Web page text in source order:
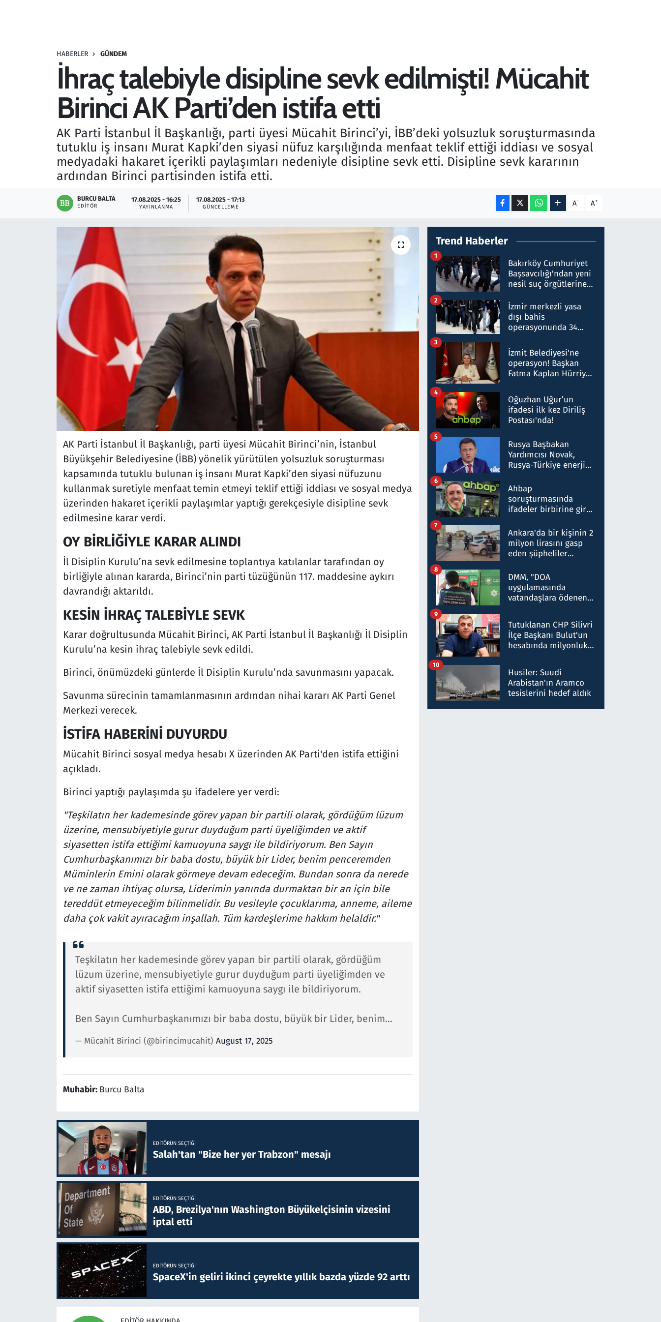
HABERLER GÜNDEM
İhraç talebiyle disipline sevk edilmişti! Mücahit
Birinci AK Parti’den istifa etti
AK Parti İstanbul İl Başkanlığı, parti üyesi Mücahit Birinci’yi, İBB’deki yolsuzluk soruşturmasında
tutuklu iş insanı Murat Kapki’den siyasi nüfuz karşılığında menfaat teklif ettiği iddiası ve sosyal
medyadaki hakaret içerikli paylaşımları nedeniyle disipline sevk etti. Disipline sevk kararının
ardından Birinci partisinden istifa etti.
BURCU BALTA
EDITÖR
17.08.2025 - 16:25
YAYINLANMA
17.08.2025 - 17:13
GÜNCELLEME A- A+
AK Parti İstanbul İl Başkanlığı, parti üyesi Mücahit Birinci’nin, İstanbul
Büyükşehir Belediyesine (İBB) yönelik yürütülen yolsuzluk soruşturması
kapsamında tutuklu bulunan iş insanı Murat Kapki’den siyasi nüfuzunu
kullanmak suretiyle menfaat temin etmeyi teklif ettiği iddiası ve sosyal medya
üzerinden hakaret içerikli paylaşımlar yaptığı gerekçesiyle disipline sevk
edilmesine karar verdi.
OY BİRLİĞİYLE KARAR ALINDI
İl Disiplin Kurulu’na sevk edilmesine toplantıya katılanlar tarafından oy
birliğiyle alınan kararda, Birinci’nin parti tüzüğünün 117. maddesine aykırı
davrandığı aktarıldı.
KESİN İHRAÇ TALEBİYLE SEVK
Karar doğrultusunda Mücahit Birinci, AK Parti İstanbul İl Başkanlığı İl Disiplin
Kurulu’na kesin ihraç talebiyle sevk edildi.
Birinci, önümüzdeki günlerde İl Disiplin Kurulu’nda savunmasını yapacak.
Savunma sürecinin tamamlanmasının ardından nihai kararı AK Parti Genel
Merkezi verecek.
İSTİFA HABERİNİ DUYURDU
Mücahit Birinci sosyal medya hesabı X üzerinden AK Parti'den istifa ettiğini
açıkladı.
Birinci yaptığı paylaşımda şu ifadelere yer verdi:
"Teşkilatın her kademesinde görev yapan bir partili olarak, gördüğüm lüzum
üzerine, mensubiyetiyle gurur duyduğum parti üyeliğimden ve aktif
siyasetten istifa ettiğimi kamuoyuna saygı ile bildiriyorum. Ben Sayın
Cumhurbaşkanımızı bir baba dostu, büyük bir Lider, benim penceremden
Müminlerin Emini olarak görmeye devam edeceğim. Bundan sonra da nerede
ve ne zaman ihtiyaç olursa, Liderimin yanında durmaktan bir an için bile
tereddüt etmeyeceğim bilinmelidir. Bu vesileyle çocuklarıma, anneme, aileme
daha çok vakit ayıracağım inşallah. Tüm kardeşlerime hakkım helaldir."
Teşkilatın her kademesinde görev yapan bir partili olarak, gördüğüm
lüzum üzerine, mensubiyetiyle gurur duyduğum parti üyeliğimden ve
aktif siyasetten istifa ettiğimi kamuoyuna saygı ile bildiriyorum.
Ben Sayın Cumhurbaşkanımızı bir baba dostu, büyük bir Lider, benim…
— Mücahit Birinci (@birincimucahit) August 17, 2025
Muhabir: Burcu Balta
EDITÖRÜN SEÇTIĞI
Salah'tan "Bize her yer Trabzon" mesajı
EDITÖRÜN SEÇTIĞI
ABD, Brezilya'nın Washington Büyükelçisinin vizesini
iptal etti
EDITÖRÜN SEÇTIĞI
SpaceX'in geliri ikinci çeyrekte yıllık bazda yüzde 92 arttı
Trend Haberler
Bakırköy Cumhuriyet
Başsavcılığı'ndan yeni
nesil suç örgütlerine
hakkında gözaltı kararı
1
İzmir merkezli yasa
dışı bahis
operasyonunda 34
Milyar liralık para
trafiği tespit edildi
2
İzmit Belediyesi'ne
operasyon! Başkan
Fatma Kaplan Hürriyet
3
Oğuzhan Uğur’un
ifadesi ilk kez Diriliş
Postası'nda!
4
Rusya Başbakan
Yardımcısı Novak,
Rusya-Türkiye enerji
nitelikte olduğunu
belirtti
5
Ahbap
soruşturmasında
ifadeler birbirine girdi:
ifadelerinden ortaya
çıkan tablo şok etti
6
Ankara'da bir kişinin 2
milyon lirasını gasp
eden şüpheliler
7
DMM, "DOA
uygulamasında
vatandaşlara ödenen
düşürüldüğü" iddiasını
yalanladı
8
Tutuklanan CHP Silivri
İlçe Başkanı Bulut'un
hesabında milyonluk
talimat verdi, ben
gönderdim
9
Husiler: Suudi
Arabistan'ın Aramco
tesislerini hedef aldık
10
Savunma Sanayi
Teknoloji ve Bilim
Televizyon